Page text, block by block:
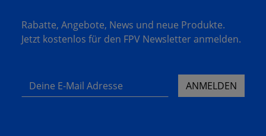
Rabatte, Angebote, News und neue Produkte.
Jetzt kostenlos für den FPV Newsletter anmelden.
Deine E-Mail Adresse ANMELDEN